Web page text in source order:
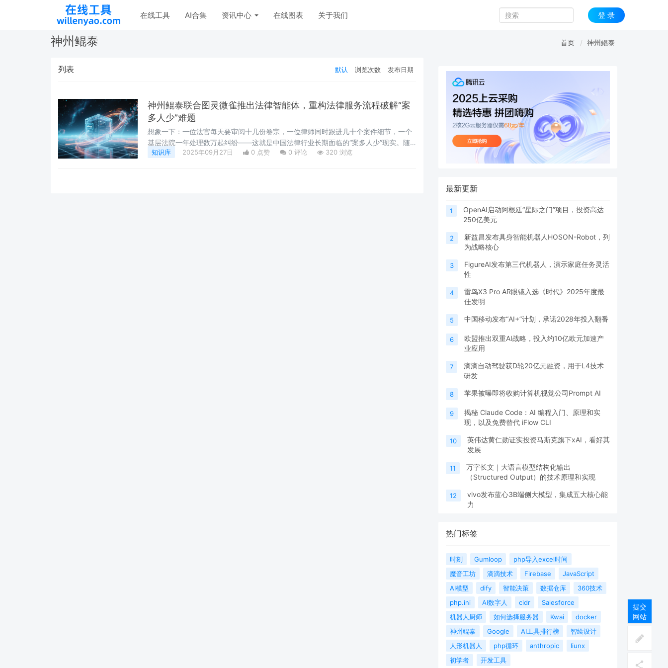
登 录
在线工具 AI合集 资讯中心 在线图表 关于我们
神州鲲泰 首页 神州鲲泰
列表 默认 浏览次数 发布日期
神州鲲泰联合图灵微雀推出法律智能体，重构法律服务流程破解“案
多人少”难题
想象一下：一位法官每天要审阅十几份卷宗，一位律师同时跟进几十个案件细节，一个
基层法院一年处理数万起纠纷——这就是中国法律行业长期面临的“案多人少”现实。随
着社会法治意识提升，案件数量持续增长，但专业法律人才的培养速度远远跟不上。如
知识库 2025年09月27日 0 点赞 0 评论 320 浏览
最新更新
1
OpenAI启动阿根廷“星际之门”项目，投资高达
250亿美元
2
新益昌发布具身智能机器人HOSON-Robot，列
为战略核心
3
FigureAI发布第三代机器人，演示家庭任务灵活
性
4
雷鸟X3 Pro AR眼镜入选《时代》2025年度最
佳发明
5 中国移动发布“AI+”计划，承诺2028年投入翻番
6
欧盟推出双重AI战略，投入约10亿欧元加速产
业应用
7
滴滴自动驾驶获D轮20亿元融资，用于L4技术
研发
8 苹果被曝即将收购计算机视觉公司Prompt AI
9
揭秘 Claude Code：AI 编程入门、原理和实
现，以及免费替代 iFlow CLI
10
英伟达黄仁勋证实投资马斯克旗下xAI，看好其
发展
11
万字长文｜大语言模型结构化输出
（Structured Output）的技术原理和实现
12
vivo发布蓝心3B端侧大模型，集成五大核心能
力
热门标签
时刻 Gumloop
php导入excel时间
魔音工坊
滴滴技术 Firebase
JavaScript
AI模型
dify 智能决策 数据仓库
360技术
php.ini
AI数字人 cidr
Salesforce
机器人厨师
如何选择服务器 Kwai
docker
神州鲲泰
Google AI工具排行榜
智绘设计
人形机器人
php循环 anthropic
liunx
初学者
开发工具
提交
网站